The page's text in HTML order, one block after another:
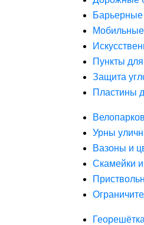
Пункты
Защита
Пластины
Урны
Вазоны и
Скамейки
Георешётка